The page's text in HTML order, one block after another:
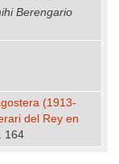
Berengario
(1913-
del Rey en
164